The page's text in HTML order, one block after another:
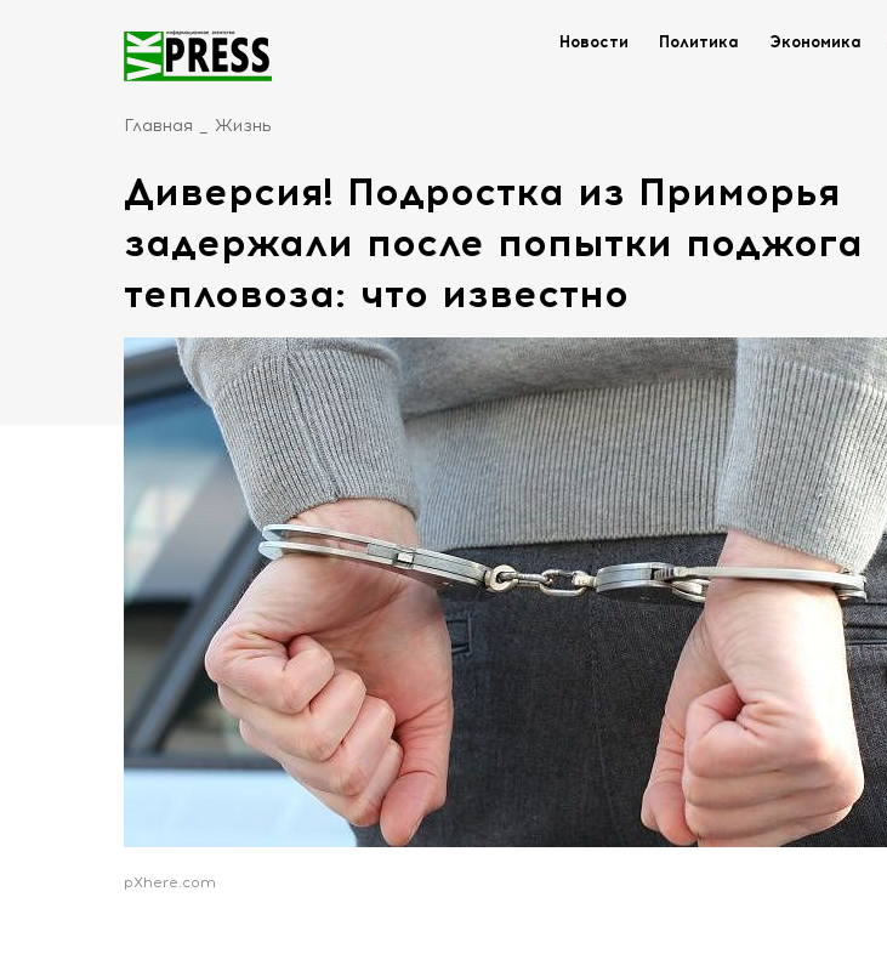
Новости Политика Экономика
Главная Жизнь
Диверсия! Подростка из Приморья
задержали после попытки поджога
тепловоза: что известно
pXhere.com